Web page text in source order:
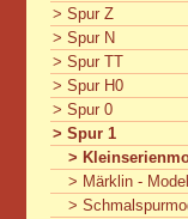
> Spur Z
> Spur N
> Spur TT
> Spur H0
> Spur 0
> Spur 1
>
> Märklin -
>